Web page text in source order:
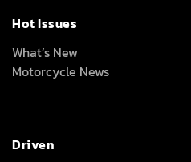
Hot Issues
What’s New
Motorcycle News
Driven